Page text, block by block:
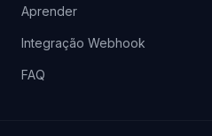
Aprender
Integração Webhook
FAQ